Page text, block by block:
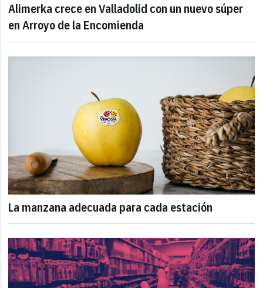
Alimerka crece en Valladolid con un nuevo súper
en Arroyo de la Encomienda
La manzana adecuada para cada estación